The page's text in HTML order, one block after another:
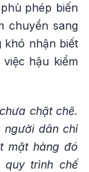
phép biến
chuyển sang
khó nhận biết
hậu kiểm
chặt chẽ.
người dân chỉ
mặt hàng đó
trình chế